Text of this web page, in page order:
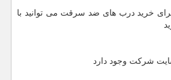
خرید درب های ضد سرقت می توانید با
شرکت وجود دارد